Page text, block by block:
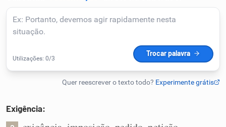
Detector de IA
Humanizador de IA
Exigência: